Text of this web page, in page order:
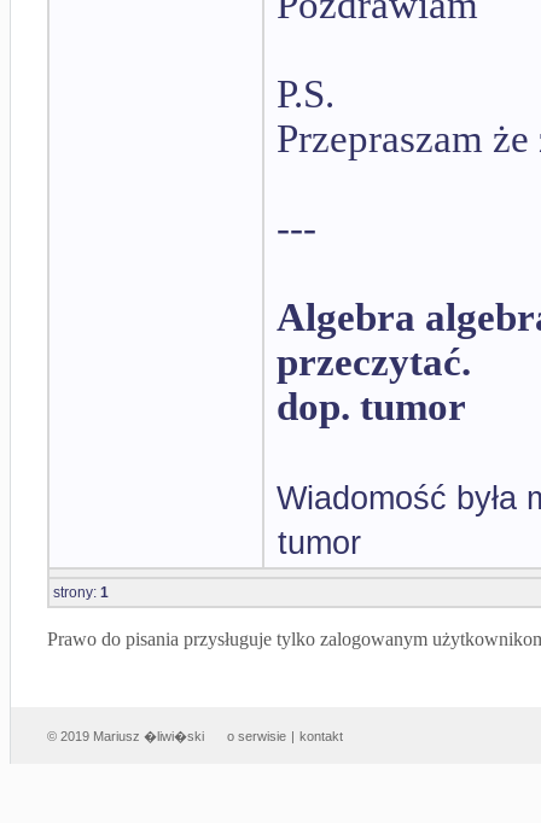
P.S.
Przepraszam
---
Algebra
przeczytać.
dop. tumor
Wiadomość była
tumor
strony: 1
Prawo do pisania przysługuje tylko zalogowanym
© 2019 Mariusz �liwi�ski o serwisie | kontakt